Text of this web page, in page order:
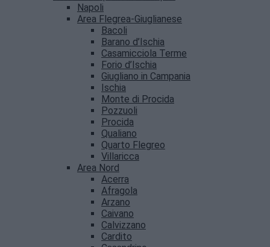
Napoli
Area Flegrea-Giuglianese
Bacoli
Barano d’Ischia
Casamicciola Terme
Forio d’Ischia
Giugliano in Campania
Ischia
Monte di Procida
Pozzuoli
Procida
Qualiano
Quarto Flegreo
Villaricca
Area Nord
Acerra
Afragola
Arzano
Caivano
Calvizzano
Cardito